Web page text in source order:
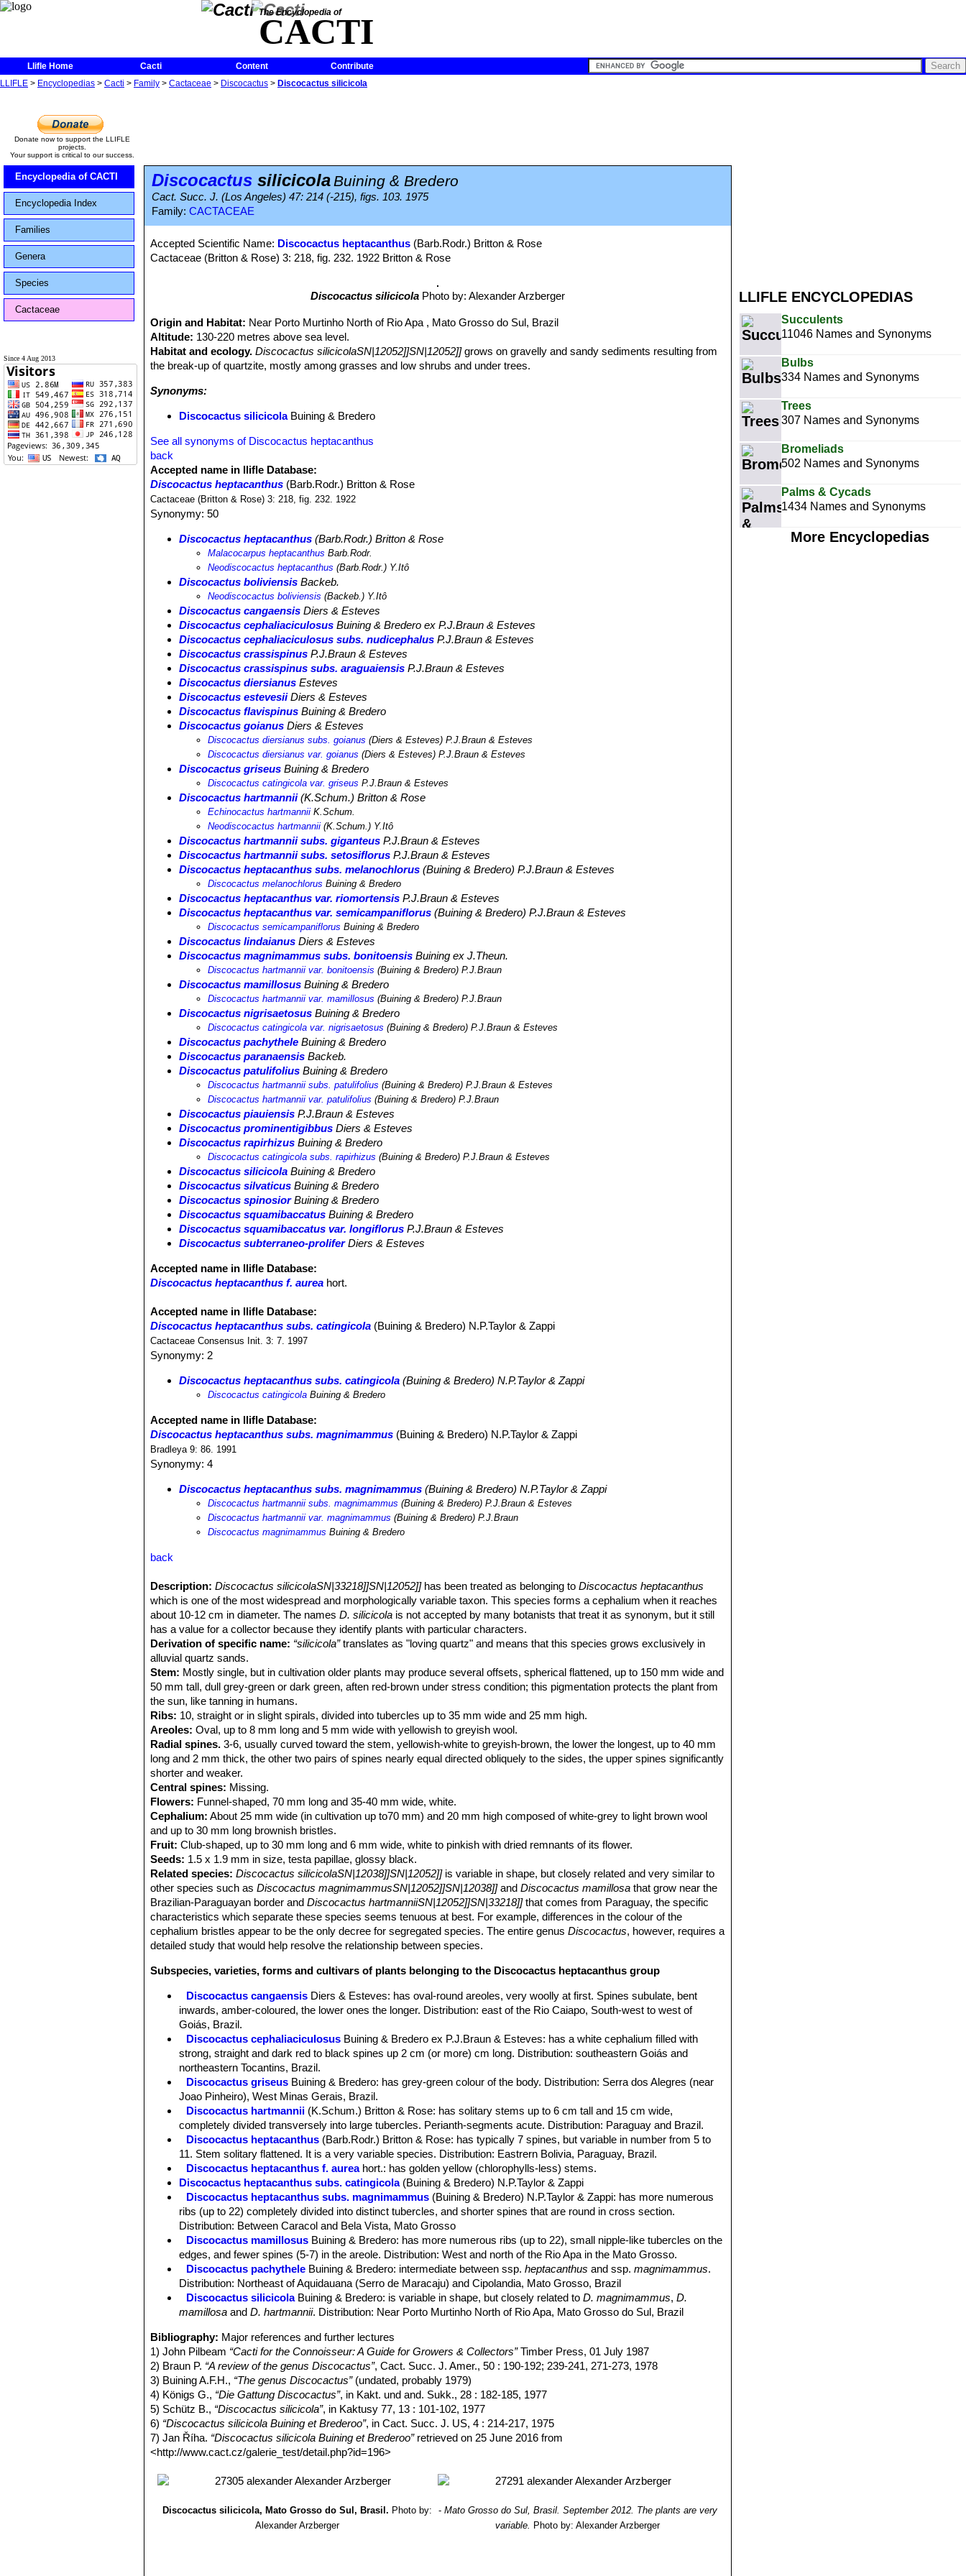
The Encyclopedia of
CACTI
Llifle Home Cacti Content
Contribute
LLIFLE > Encyclopedias > Cacti > Family > Cactaceae > Discocactus > Discocactus silicicola
LLIFLE ENCYCLOPEDIAS
Succulents
11046 Names and Synonyms
Bulbs
334 Names and Synonyms
Trees
307 Names and Synonyms
Bromeliads
502 Names and Synonyms
Palms & Cycads
1434 Names and Synonyms
More Encyclopedias
Donate now to support the LLIFLE
projects.
Your support is critical to our success.
Encyclopedia of CACTI
Encyclopedia Index
Families
Genera
Species
Cactaceae
Since 4 Aug 2013
Discocactus silicicolaBuining & Bredero
Cact. Succ. J. (Los Angeles) 47: 214 (-215), figs. 103. 1975
Family: CACTACEAE
Accepted Scientific Name: Discocactus heptacanthus (Barb.Rodr.) Britton & Rose
Cactaceae (Britton & Rose) 3: 218, fig. 232. 1922 Britton & Rose
Discocactus silicicolaPhoto by: Alexander Arzberger
Origin and Habitat: Near Porto Murtinho North of Rio Apa , Mato Grosso do Sul, Brazil
Altitude: 130-220 metres above sea level.
Habitat and ecology. Discocactus silicicolaSN|12052]]SN|12052]]grows on gravelly and sandy sediments resulting from
the break-up of quartzite, mostly among grasses and low shrubs and under trees.
Synonyms:
Discocactus silicicolaBuining & Bredero
See all synonyms of Discocactus heptacanthus
back
Accepted name in llifle Database:
Discocactus heptacanthus (Barb.Rodr.) Britton & Rose
Cactaceae (Britton & Rose) 3: 218, fig. 232. 1922
Synonymy: 50
Discocactus heptacanthus (Barb.Rodr.) Britton & Rose
Malacocarpus heptacanthus Barb.Rodr.
Neodiscocactus heptacanthus (Barb.Rodr.) Y.Itô
Discocactus boliviensis Backeb.
Neodiscocactus boliviensis (Backeb.) Y.Itô
Discocactus cangaensis Diers & Esteves
Discocactus cephaliaciculosus Buining & Bredero ex P.J.Braun & Esteves
Discocactus cephaliaciculosus subs. nudicephalus P.J.Braun & Esteves
Discocactus crassispinus P.J.Braun & Esteves
Discocactus crassispinus subs. araguaiensis P.J.Braun & Esteves
Discocactus diersianus Esteves
Discocactus estevesiiDiers & Esteves
Discocactus flavispinus Buining & Bredero
Discocactus goianus Diers & Esteves
Discocactus diersianus subs. goianus (Diers & Esteves) P.J.Braun & Esteves
Discocactus diersianus var. goianus (Diers & Esteves) P.J.Braun & Esteves
Discocactus griseus Buining & Bredero
Discocactus catingicola var. griseus P.J.Braun & Esteves
Discocactus hartmannii(K.Schum.) Britton & Rose
Echinocactus hartmannii K.Schum.
Neodiscocactus hartmannii (K.Schum.) Y.Itô
Discocactus hartmannii subs. giganteus P.J.Braun & Esteves
Discocactus hartmannii subs. setosiflorus P.J.Braun & Esteves
Discocactus heptacanthus subs. melanochlorus (Buining & Bredero) P.J.Braun & Esteves
Discocactus melanochlorus Buining & Bredero
Discocactus heptacanthus var. riomortensis P.J.Braun & Esteves
Discocactus heptacanthus var. semicampaniflorus (Buining & Bredero) P.J.Braun & Esteves
Discocactus semicampaniflorus Buining & Bredero
Discocactus lindaianus Diers & Esteves
Discocactus magnimammus subs. bonitoensis Buining ex J.Theun.
Discocactus hartmannii var. bonitoensis (Buining & Bredero) P.J.Braun
Discocactus mamillosus Buining & Bredero
Discocactus hartmannii var. mamillosus (Buining & Bredero) P.J.Braun
Discocactus nigrisaetosus Buining & Bredero
Discocactus catingicola var. nigrisaetosus (Buining & Bredero) P.J.Braun & Esteves
Discocactus pachythele Buining & Bredero
Discocactus paranaensis Backeb.
Discocactus patulifolius Buining & Bredero
Discocactus hartmannii subs. patulifolius (Buining & Bredero) P.J.Braun & Esteves
Discocactus hartmannii var. patulifolius (Buining & Bredero) P.J.Braun
Discocactus piauiensis P.J.Braun & Esteves
Discocactus prominentigibbus Diers & Esteves
Discocactus rapirhizus Buining & Bredero
Discocactus catingicola subs. rapirhizus (Buining & Bredero) P.J.Braun & Esteves
Discocactus silicicola Buining & Bredero
Discocactus silvaticus Buining & Bredero
Discocactus spinosiorBuining & Bredero
Discocactus squamibaccatus Buining & Bredero
Discocactus squamibaccatus var. longiflorus P.J.Braun & Esteves
Discocactus subterraneo-proliferDiers & Esteves
Accepted name in llifle Database:
Discocactus heptacanthus f. aurea hort.
Accepted name in llifle Database:
Discocactus heptacanthus subs. catingicola (Buining & Bredero) N.P.Taylor & Zappi
Cactaceae Consensus Init. 3: 7. 1997
Synonymy: 2
Discocactus heptacanthus subs. catingicola (Buining & Bredero) N.P.Taylor & Zappi
Discocactus catingicola Buining & Bredero
Accepted name in llifle Database:
Discocactus heptacanthus subs. magnimammus (Buining & Bredero) N.P.Taylor & Zappi
Bradleya 9: 86. 1991
Synonymy: 4
Discocactus heptacanthus subs. magnimammus (Buining & Bredero) N.P.Taylor & Zappi
Discocactus hartmannii subs. magnimammus (Buining & Bredero) P.J.Braun & Esteves
Discocactus hartmannii var. magnimammus (Buining & Bredero) P.J.Braun
Discocactus magnimammus Buining & Bredero
back
Description: Discocactus silicicolaSN|33218]]SN|12052]]has been treated as belonging toDiscocactus heptacanthus
which is one of the most widespread and morphologically variable taxon. This species forms a cephalium when it reaches
about 10-12 cm in diameter. The namesD. silicicola is not accepted by many botanists that treat it as synonym, but it still
has a value for a collector because they identify plants with particular characters.
Derivation of specific name: “silicicola”translates as "loving quartz" and means that this species grows exclusively in
alluvial quartz sands.
Stem: Mostly single, but in cultivation older plants may produce several offsets, spherical flattened, up to 150 mm wide and
50 mm tall, dull grey-green or dark green, aften red-brown under stress condition; this pigmentation protects the plant from
the sun, like tanning in humans.
Ribs: 10, straight or in slight spirals, divided into tubercles up to 35 mm wide and 25 mm high.
Areoles: Oval, up to 8 mm long and 5 mm wide with yellowish to greyish wool.
Radial spines. 3-6, usually curved toward the stem, yellowish-white to greyish-brown, the lower the longest, up to 40 mm
long and 2 mm thick, the other two pairs of spines nearly equal directed obliquely to the sides, the upper spines significantly
shorter and weaker.
Central spines: Missing.
Flowers: Funnel-shaped, 70 mm long and 35-40 mm wide, white.
Cephalium: About 25 mm wide (in cultivation up to70 mm) and 20 mm high composed of white-grey to light brown wool
and up to 30 mm long brownish bristles.
Fruit: Club-shaped, up to 30 mm long and 6 mm wide, white to pinkish with dried remnants of its flower.
Seeds: 1.5 x 1.9 mm in size, testa papillae, glossy black.
Related species: Discocactus silicicolaSN|12038]]SN|12052]]is variable in shape, but closely related and very similar to
other species such asDiscocactus magnimammusSN|12052]]SN|12038]]andDiscocactus mamillosa that grow near the
Brazilian-Paraguayan border andDiscocactus hartmanniiSN|12052]]SN|33218]]that comes from Paraguay, the specific
characteristics which separate these species seems tenuous at best. For example, differences in the colour of the
cephalium bristles appear to be the only decree for segregated species. The entire genusDiscocactus, however, requires a
detailed study that would help resolve the relationship between species.
Subspecies, varieties, forms and cultivars of plants belonging to the Discocactus heptacanthus group
Discocactus cangaensis Diers & Esteves: has oval-round areoles, very woolly at first. Spines subulate, bent
inwards, amber-coloured, the lower ones the longer. Distribution: east of the Rio Caiapo, South-west to west of
Goiás, Brazil.
Discocactus cephaliaciculosus Buining & Bredero ex P.J.Braun & Esteves: has a white cephalium filled with
strong, straight and dark red to black spines up 2 cm (or more) cm long. Distribution: southeastern Goiás and
northeastern Tocantins, Brazil.
Discocactus griseus Buining & Bredero: has grey-green colour of the body. Distribution: Serra dos Alegres (near
Joao Pinheiro), West Minas Gerais, Brazil.
Discocactus hartmannii (K.Schum.) Britton & Rose: has solitary stems up to 6 cm tall and 15 cm wide,
completely divided transversely into large tubercles. Perianth-segments acute. Distribution: Paraguay and Brazil.
Discocactus heptacanthus (Barb.Rodr.) Britton & Rose: has typically 7 spines, but variable in number from 5 to
11. Stem solitary flattened. It is a very variable species. Distribution: Eastrern Bolivia, Paraguay, Brazil.
Discocactus heptacanthus f. aurea hort.: has golden yellow (chlorophylls-less) stems.
Discocactus heptacanthus subs. catingicola (Buining & Bredero) N.P.Taylor & Zappi
Discocactus heptacanthus subs. magnimammus (Buining & Bredero) N.P.Taylor & Zappi: has more numerous
ribs (up to 22) completely divided into distinct tubercles, and shorter spines that are round in cross section.
Distribution: Between Caracol and Bela Vista, Mato Grosso
Discocactus mamillosus Buining & Bredero: has more numerous ribs (up to 22), small nipple-like tubercles on the
edges, and fewer spines (5-7) in the areole. Distribution: West and north of the Rio Apa in the Mato Grosso.
Discocactus pachythele Buining & Bredero: intermediate between ssp.heptacanthus and ssp.magnimammus.
Distribution: Northeast of Aquidauana (Serro de Maracaju) and Cipolandia, Mato Grosso, Brazil
Discocactus silicicola Buining & Bredero: is variable in shape, but closely related toD. magnimammus, D.
mamillosa andD. hartmannii. Distribution: Near Porto Murtinho North of Rio Apa, Mato Grosso do Sul, Brazil
Bibliography: Major references and further lectures
1) John Pilbeam “Cacti for the Connoisseur: A Guide for Growers & Collectors”Timber Press, 01 July 1987
2) Braun P. “A review of the genus Discocactus”, Cact. Succ. J. Amer., 50 : 190-192; 239-241, 271-273, 1978
3) Buining A.F.H., “The genus Discocactus”(undated, probably 1979)
4) Königs G., “Die Gattung Discocactus”, in Kakt. und and. Sukk., 28 : 182-185, 1977
5) Schütz B., “Discocactus silicicola”, in Kaktusy 77, 13 : 101-102, 1977
6) “Discocactus silicicola Buining et Brederoo”, in Cact. Succ. J. US, 4 : 214-217, 1975
7) Jan Říha. “Discocactus silicicola Buining et Brederoo”retrieved on 25 June 2016 from
<http://www.cact.cz/galerie_test/detail.php?id=196>
Discocactus silicicola, Mato Grosso do Sul, Brasil. Photo by:
Alexander Arzberger
- Mato Grosso do Sul, Brasil. September 2012. The plants are very
variable. Photo by: Alexander Arzberger